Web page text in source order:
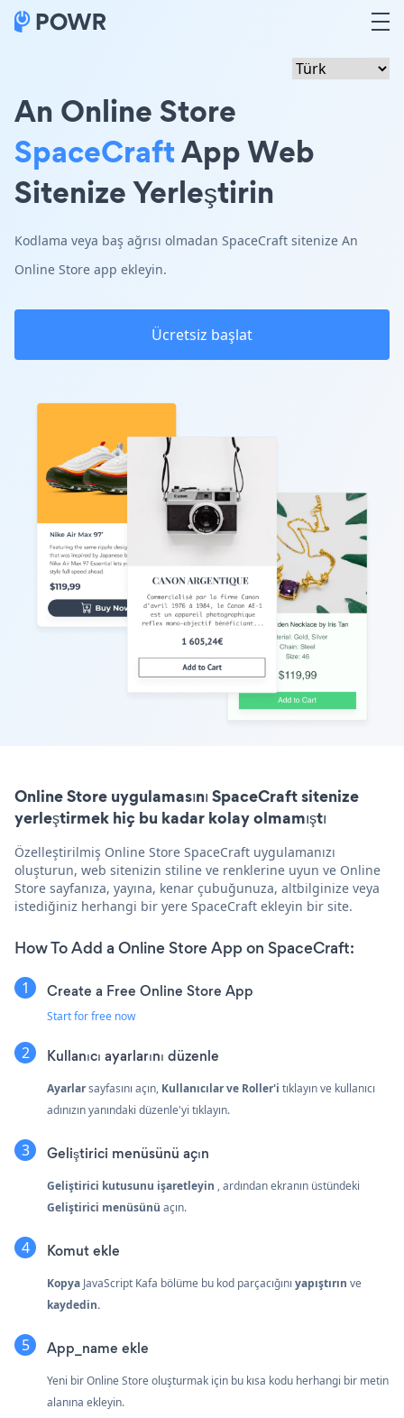
An Online Store
SpaceCraftApp Web
Sitenize Yerleştirin
Kodlama veya baş ağrısı olmadan SpaceCraft sitenize An
Online Store app ekleyin.
Ücretsiz başlat
Online Store uygulamasını SpaceCraft sitenize
yerleştirmek hiç bu kadar kolay olmamıştı
Özelleştirilmiş Online Store SpaceCraft uygulamanızı
oluşturun, web sitenizin stiline ve renklerine uyun ve Online
Store sayfanıza, yayına, kenar çubuğunuza, altbilginize veya
istediğiniz herhangi bir yere SpaceCraft ekleyin bir site.
How To Add a Online Store App on SpaceCraft:
Create a Free Online Store App
Start for free now
Kullanıcı ayarlarını düzenle
Ayarlarsayfasını açın, Kullanıcılar ve Roller'i tıklayın ve kullanıcı
adınızın yanındaki düzenle'yi tıklayın.
Geliştirici menüsünü açın
Geliştirici kutusunu işaretleyin , ardından ekranın üstündeki
Geliştirici menüsünü açın.
Komut ekle
Kopya JavaScript Kafa bölüme bu kod parçacığını yapıştırın ve
kaydedin.
App_name ekle
Yeni bir Online Store oluşturmak için bu kısa kodu herhangi bir metin
alanına ekleyin.